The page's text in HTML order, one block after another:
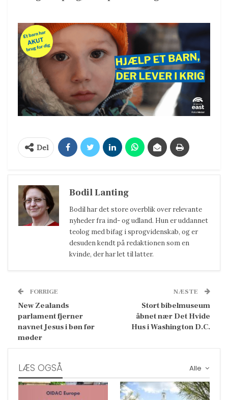
Del
Bodil Lanting
Bodil har det store overblik over relevante
nyheder fra ind- og udland. Hun er uddannet
teolog med bifag i sprogvidenskab, og er
desuden kendt på redaktionen som en
kvinde, der har let til latter.
FORRIGE
New Zealands
parlament fjerner
navnet Jesus i bøn før
møder
NÆSTE
Stort bibelmuseum
åbnet nær Det Hvide
Hus i Washington D.C.
Alle
LÆS OGSÅ